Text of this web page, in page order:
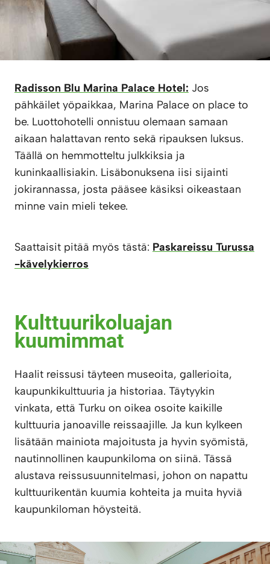
Radisson Blu Marina Palace Hotel: Jos
pähkäilet yöpaikkaa, Marina Palace on place to
be. Luottohotelli onnistuu olemaan samaan
aikaan halattavan rento sekä ripauksen luksus.
Täällä on hemmotteltu julkkiksia ja
kuninkaallisiakin. Lisäbonuksena iisi sijainti
jokirannassa, josta pääsee käsiksi oikeastaan
minne vain mieli tekee.
Saattaisit pitää myös tästä: Paskareissu Turussa
-kävelykierros
Kulttuurikoluajan
kuumimmat
Haalit reissusi täyteen museoita, gallerioita,
kaupunkikulttuuria ja historiaa. Täytyykin
vinkata, että Turku on oikea osoite kaikille
kulttuuria janoaville reissaajille. Ja kun kylkeen
lisätään mainiota majoitusta ja hyvin syömistä,
nautinnollinen kaupunkiloma on siinä. Tässä
alustava reissusuunnitelmasi, johon on napattu
kulttuurikentän kuumia kohteita ja muita hyviä
kaupunkiloman höysteitä.